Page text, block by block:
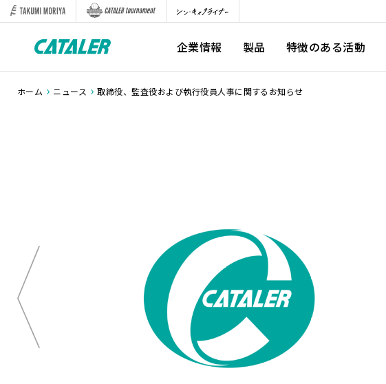
企業情報 製品 特徴のある活動
ホーム ニュース 取締役、監査役および執行役員人事に関するお知らせ